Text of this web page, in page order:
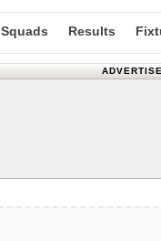
Squads Results